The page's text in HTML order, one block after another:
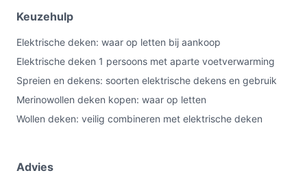
Keuzehulp
Elektrische deken: waar op letten bij aankoop
Elektrische deken 1 persoons met aparte voetverwarming
Spreien en dekens: soorten elektrische dekens en gebruik
Merinowollen deken kopen: waar op letten
Wollen deken: veilig combineren met elektrische deken
Advies